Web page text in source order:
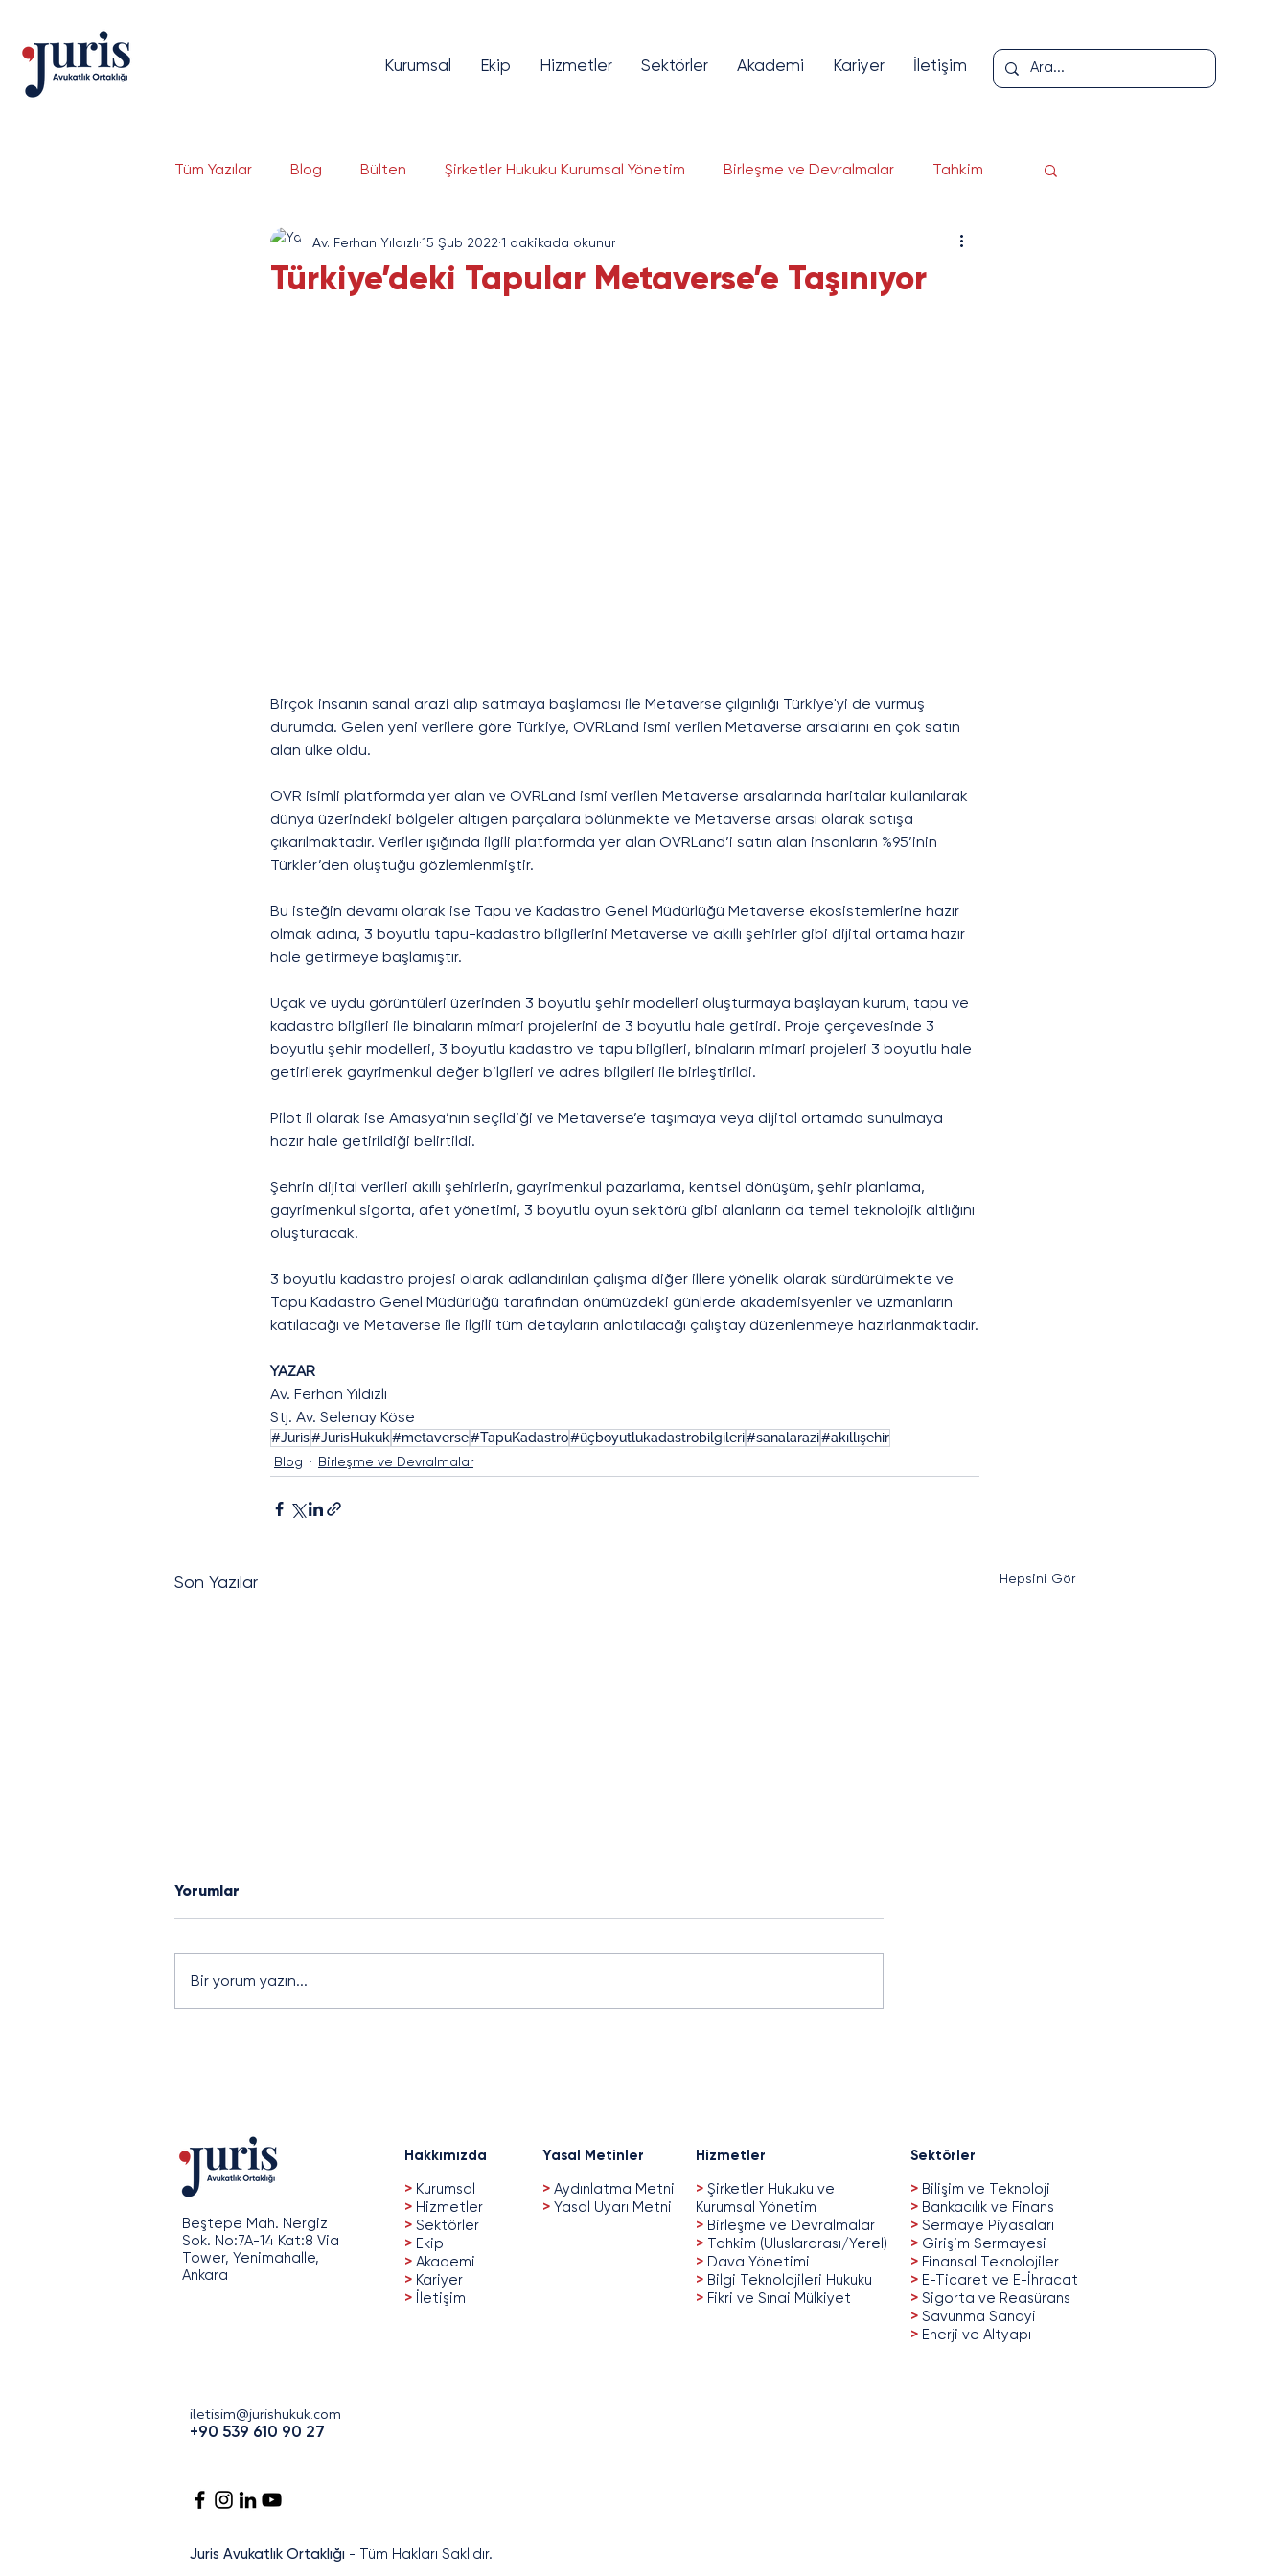
Kurumsal Ekip Hizmetler Sektörler Akademi Kariyer İletişim
Tüm Yazılar Blog Bülten Şirketler Hukuku Kurumsal Yönetim Birleşme ve Devralmalar Tahkim
Dava Yönetimi Bilgi Teknolojileri Hukuku Fikri ve Sınai Mülkiyet
Türkiye’deki Tapular Metaverse’e Taşınıyor
Av. Ferhan Yıldızlı 15 Şub 2022 1 dakikada okunur
Birçok insanın sanal arazi alıp satmaya başlaması ile Metaverse çılgınlığı Türkiye'yi de vurmuş
durumda. Gelen yeni verilere göre Türkiye, OVRLand ismi verilen Metaverse arsalarını en çok satın
alan ülke oldu.
OVR isimli platformda yer alan ve OVRLand ismi verilen Metaverse arsalarında haritalar kullanılarak
dünya üzerindeki bölgeler altıgen parçalara bölünmekte ve Metaverse arsası olarak satışa
çıkarılmaktadır. Veriler ışığında ilgili platformda yer alan OVRLand’i satın alan insanların %95’inin
Türkler’den oluştuğu gözlemlenmiştir.
Bu isteğin devamı olarak ise Tapu ve Kadastro Genel Müdürlüğü Metaverse ekosistemlerine hazır
olmak adına, 3 boyutlu tapu-kadastro bilgilerini Metaverse ve akıllı şehirler gibi dijital ortama hazır
hale getirmeye başlamıştır.
Uçak ve uydu görüntüleri üzerinden 3 boyutlu şehir modelleri oluşturmaya başlayan kurum, tapu ve
kadastro bilgileri ile binaların mimari projelerini de 3 boyutlu hale getirdi. Proje çerçevesinde 3
boyutlu şehir modelleri, 3 boyutlu kadastro ve tapu bilgileri, binaların mimari projeleri 3 boyutlu hale
getirilerek gayrimenkul değer bilgileri ve adres bilgileri ile birleştirildi.
Pilot il olarak ise Amasya’nın seçildiği ve Metaverse’e taşımaya veya dijital ortamda sunulmaya
hazır hale getirildiği belirtildi.
Şehrin dijital verileri akıllı şehirlerin, gayrimenkul pazarlama, kentsel dönüşüm, şehir planlama,
gayrimenkul sigorta, afet yönetimi, 3 boyutlu oyun sektörü gibi alanların da temel teknolojik altlığını
oluşturacak.
3 boyutlu kadastro projesi olarak adlandırılan çalışma diğer illere yönelik olarak sürdürülmekte ve
Tapu Kadastro Genel Müdürlüğü tarafından önümüzdeki günlerde akademisyenler ve uzmanların
katılacağı ve Metaverse ile ilgili tüm detayların anlatılacağı çalıştay düzenlenmeye hazırlanmaktadır.
YAZAR
Av. Ferhan Yıldızlı
Stj. Av. Selenay Köse
#Juris#JurisHukuk#metaverse#TapuKadastro#üçboyutlukadastrobilgileri#sanalarazi#akıllışehir
Blog
Birleşme ve Devralmalar
Son Yazılar Hepsini Gör
J-CASE STUDY
J-OPINION
Yorumlar
Bir yorum yazın...
Beştepe Mah. Nergiz
Sok. No:7A-14 Kat:8 Via
Tower, Yenimahalle,
Ankara
Hakkımızda
> Kurumsal
> Hizmetler
> Sektörler
> Ekip
> Akademi
> Kariyer
> İletişim
Yasal Metinler
> Aydınlatma Metni
> Yasal Uyarı Metni
Hizmetler
> Şirketler Hukuku ve
Kurumsal Yönetim
> Birleşme ve Devralmalar
> Tahkim (Uluslararası/Yerel)
> Dava Yönetimi
> Bilgi Teknolojileri Hukuku
> Fikri ve Sınai Mülkiyet
Sektörler
> Bilişim ve Teknoloji
> Bankacılık ve Finans
> Sermaye Piyasaları
> Girişim Sermayesi
> Finansal Teknolojiler
> E-Ticaret ve E-İhracat
> Sigorta ve Reasürans
> Savunma Sanayi
> Enerji ve Altyapı
iletisim@jurishukuk.com
+90 539 610 90 27
Juris Avukatlık Ortaklığı - Tüm Hakları Saklıdır.